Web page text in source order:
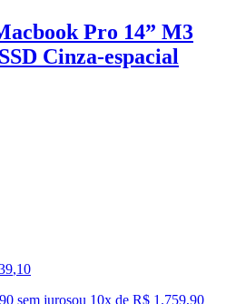
Pro 14” M3
Cinza-espacial
,10
sem jurosou 10x de R$ 1.759,90